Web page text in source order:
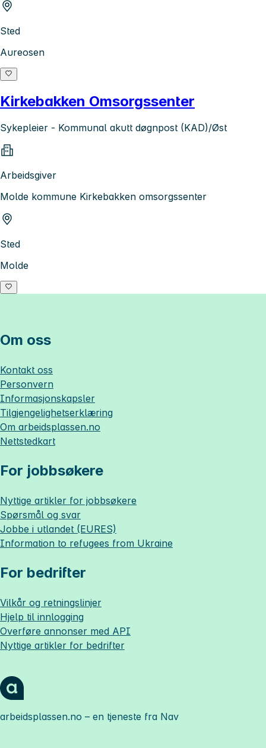
Sted
Aureosen
Kirkebakken Omsorgssenter
Sykepleier - Kommunal akutt døgnpost (KAD)/Øst
Arbeidsgiver
Molde kommune Kirkebakken omsorgssenter
Sted
Molde
Om oss
Kontakt oss
Personvern
Informasjonskapsler
Tilgjengelighetserklæring
Om arbeidsplassen.no
Nettstedkart
For jobbsøkere
Nyttige artikler for jobbsøkere
Spørsmål og svar
Jobbe i utlandet (EURES)
Information to refugees from Ukraine
For bedrifter
Vilkår og retningslinjer
Hjelp til innlogging
Overføre annonser med API
Nyttige artikler for bedrifter
arbeidsplassen.no – en tjeneste fra Nav